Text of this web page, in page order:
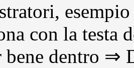
con la
bene dentro ⇒